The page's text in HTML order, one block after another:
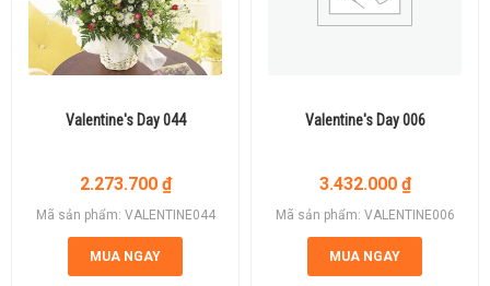
Valentine's Day 044
2.273.700 ₫
Mã sản phẩm: VALENTINE044
MUA NGAY
Valentine's Day 006
3.432.000 ₫
Mã sản phẩm: VALENTINE006
MUA NGAY